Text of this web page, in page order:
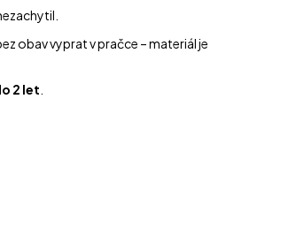
obav vyprat v pračce – materiál je
2 let